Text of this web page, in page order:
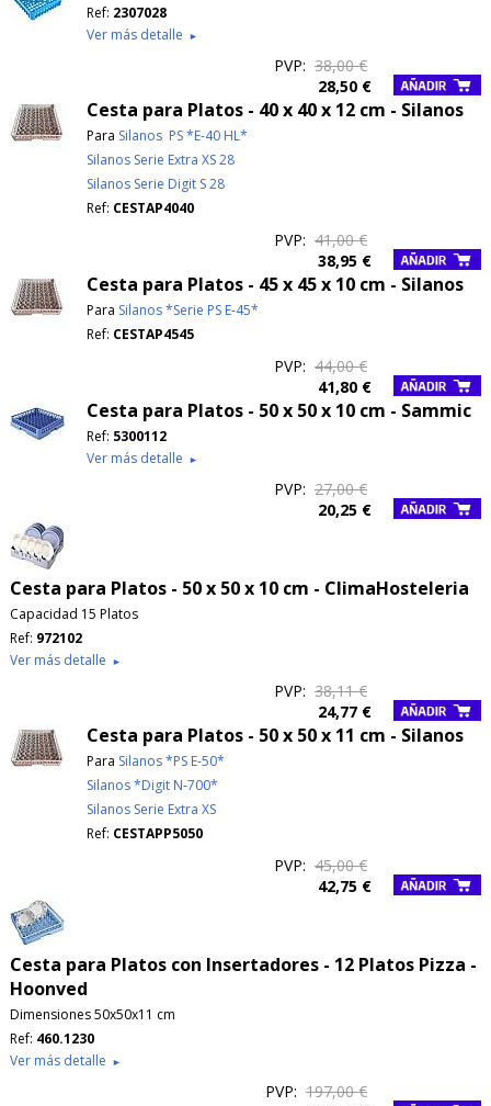
Ref: 2307028
Ver más detalle ►
PVP: 38,00 €
28,50 €
Cesta para Platos - 40 x 40 x 12 cm - Silanos
Para Silanos PS *E-40 HL*
Silanos Serie Extra XS 28
Silanos Serie Digit S 28
Ref: CESTAP4040
PVP: 41,00 €
38,95 €
Cesta para Platos - 45 x 45 x 10 cm - Silanos
Para Silanos *Serie PS E-45*
Ref: CESTAP4545
PVP: 44,00 €
41,80 €
Cesta para Platos - 50 x 50 x 10 cm - Sammic
Ref: 5300112
Ver más detalle ►
PVP: 27,00 €
20,25 €
Cesta para Platos - 50 x 50 x 10 cm - ClimaHosteleria
Capacidad 15 Platos
Ref: 972102
Ver más detalle ►
PVP: 38,11 €
24,77 €
Cesta para Platos - 50 x 50 x 11 cm - Silanos
Para Silanos *PS E-50*
Silanos *Digit N-700*
Silanos Serie Extra XS
Ref: CESTAPP5050
PVP: 45,00 €
42,75 €
Cesta para Platos con Insertadores - 12 Platos Pizza -
Hoonved
Dimensiones 50x50x11 cm
Ref: 460.1230
Ver más detalle ►
PVP: 197,00 €